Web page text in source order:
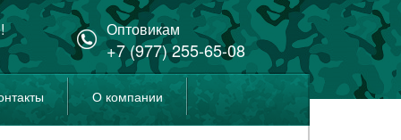
Оптовикам
+7 (977) 255-65-08
О компании